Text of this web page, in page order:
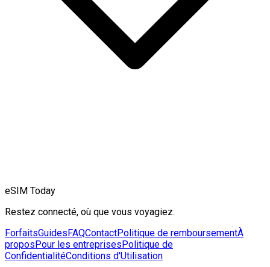
eSIM Today
Restez connecté, où que vous voyagiez.
ForfaitsGuides FAQContactPolitique de remboursementÀ
propos Pour les entreprises Politique de
ConfidentialitéConditions d'Utilisation